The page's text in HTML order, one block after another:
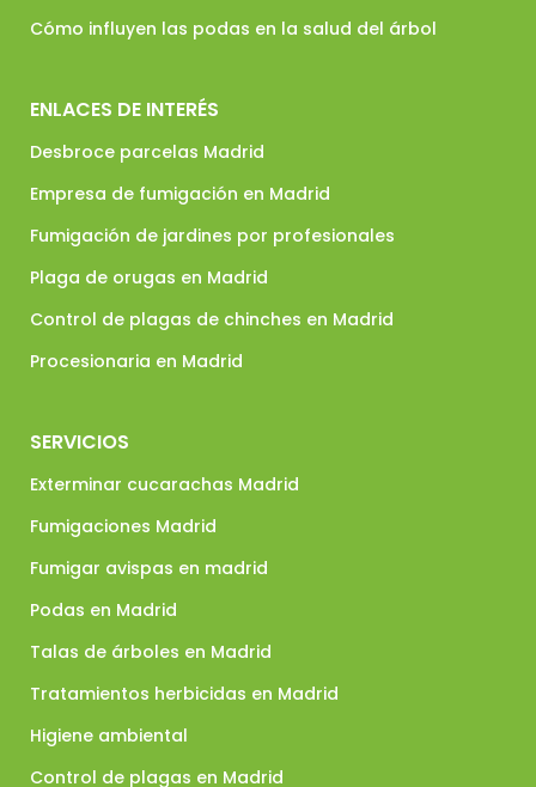
Cómo influyen las podas en la salud del árbol
ENLACES DE INTERÉS
Desbroce parcelas Madrid
Empresa de fumigación en Madrid
Fumigación de jardines por profesionales
Plaga de orugas en Madrid
Control de plagas de chinches en Madrid
Procesionaria en Madrid
SERVICIOS
Exterminar cucarachas Madrid
Fumigaciones Madrid
Fumigar avispas en madrid
Podas en Madrid
Talas de árboles en Madrid
Tratamientos herbicidas en Madrid
Higiene ambiental
Control de plagas en Madrid